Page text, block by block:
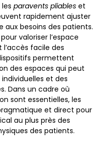
paravents pliables et
rapidement ajuster
aux besoins des patients.
valoriser l’espace
facile des
permettent
des espaces qui peut
et des
Dans un cadre où
sont essentielles, les
et direct pour
au plus près des
des patients.